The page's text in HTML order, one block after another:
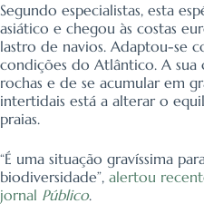
Segundo especialistas, esta
asiático e chegou às costas
lastro de navios. Adaptou-se
condições do Atlântico. A sua
rochas e de se acumular em
intertidais está a alterar o
praias.
“É uma situação gravíssima
biodiversidade”, alertou
jornal Público.